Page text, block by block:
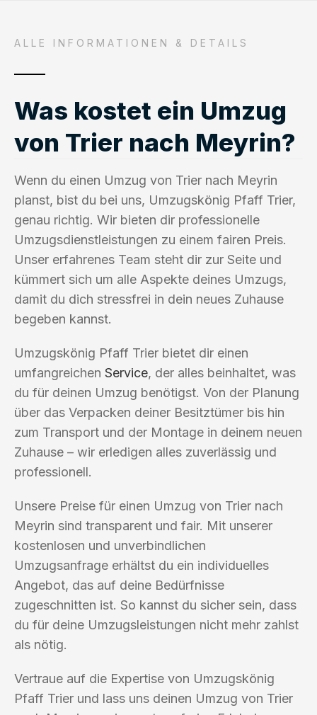
ALLE INFORMATIONEN & DETAILS
Was kostet ein Umzug
von Trier nach Meyrin?
Wenn du einen Umzug von Trier nach Meyrin
planst, bist du bei uns, Umzugskönig Pfaff Trier,
genau richtig. Wir bieten dir professionelle
Umzugsdienstleistungen zu einem fairen Preis.
Unser erfahrenes Team steht dir zur Seite und
kümmert sich um alle Aspekte deines Umzugs,
damit du dich stressfrei in dein neues Zuhause
begeben kannst.
Umzugskönig Pfaff Trier bietet dir einen
umfangreichen Service, der alles beinhaltet, was
du für deinen Umzug benötigst. Von der Planung
über das Verpacken deiner Besitztümer bis hin
zum Transport und der Montage in deinem neuen
Zuhause – wir erledigen alles zuverlässig und
professionell.
Unsere Preise für einen Umzug von Trier nach
Meyrin sind transparent und fair. Mit unserer
kostenlosen und unverbindlichen
Umzugsanfrage erhältst du ein individuelles
Angebot, das auf deine Bedürfnisse
zugeschnitten ist. So kannst du sicher sein, dass
du für deine Umzugsleistungen nicht mehr zahlst
als nötig.
Vertraue auf die Expertise von Umzugskönig
Pfaff Trier und lass uns deinen Umzug von Trier